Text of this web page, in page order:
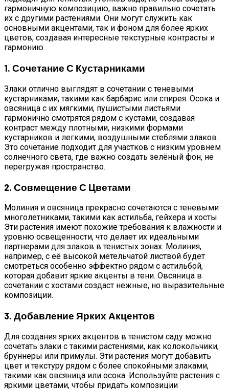
гармоничную композицию, важно правильно сочетать
их с другими растениями. Они могут служить как
основными акцентами, так и фоном для более ярких
цветов, создавая интересные текстурные контрасты и
гармонию.
1. Сочетание С Кустарниками
Злаки отлично выглядят в сочетании с теневыми
кустарниками, такими как барбарис или спирея. Осока и
овсяница с их мягкими, пушистыми листьями
гармонично смотрятся рядом с кустами, создавая
контраст между плотными, низкими формами
кустарников и легкими, воздушными стеблями злаков.
Это сочетание подходит для участков с низким уровнем
солнечного света, где важно создать зелёный фон, не
перегружая пространство.
2. Совмещение С Цветами
Молиния и овсяница прекрасно сочетаются с теневыми
многолетниками, такими как астильба, гейхера и хосты.
Эти растения имеют похожие требования к влажности и
уровню освещенности, что делает их идеальными
партнерами для злаков в тенистых зонах. Молиния,
например, с её высокой метельчатой листвой будет
смотреться особенно эффектно рядом с астильбой,
которая добавит яркие акценты в тени. Овсяница в
сочетании с хостами создаст нежные, но выразительные
композиции.
3. Добавление Ярких Акцентов
Для создания ярких акцентов в тенистом саду можно
сочетать злаки с такими растениями, как колокольчики,
бруннеры или примулы. Эти растения могут добавить
цвет и текстуру рядом с более спокойными злаками,
такими как овсяница или осока. Используйте растения с
яркими цветами, чтобы придать композиции